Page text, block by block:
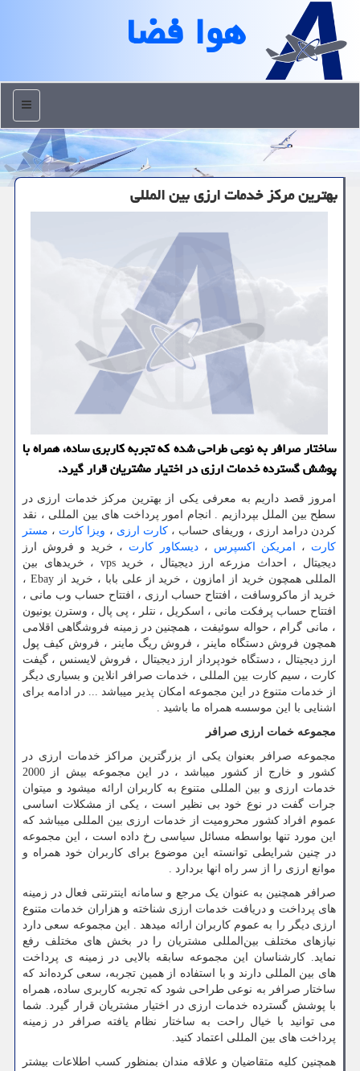
هوا فضا
منو
بهترین مركز خدمات ارزی بین المللی
ساختار صرافر به نوعی طراحی شده كه تجربه كاربری ساده، همراه با
پوشش گسترده خدمات ارزی در اختیار مشتریان قرار گیرد.
امروز قصد داریم به معرفی یکی از بهترین مرکز خدمات ارزی در
سطح بین الملل بپردازیم . انجام امور پرداخت های بین المللی ، نقد
کردن درامد ارزی ، وریفای حساب ،کارت ارزی ، ویزا کارت ، مستر
کارت ، امریکن اکسپرس ،دیسکاور کارت ، خرید و فروش ارز
دیجیتال ، احداث مزرعه ارز دیجیتال ، خریدvps ، خریدهای بین
المللی همچون خرید از امازون ، خرید از علی بابا ، خرید ازEbay ،
خرید از ماکروسافت ، افتتاح حساب ارزی ، افتتاح حساب وب مانی ،
افتتاح حساب پرفکت مانی ، اسکریل ، نتلر ، پی پال ، وسترن یونیون
، مانی گرام ، حواله سوئیفت ، همچنین در زمینه فروشگاهی اقلامی
همچون فروش دستگاه ماینر ، فروش ریگ ماینر ، فروش کیف پول
ارز دیجیتال ، دستگاه خودپرداز ارز دیجیتال ، فروش لایسنس ، گیفت
کارت ، سیم کارت بین المللی ، خدمات صرافر انلاین و بسیاری دیگر
از خدمات متنوع در این مجموعه امکان پذیر میباشد ... در ادامه برای
اشنایی با این موسسه همراه ما باشید .
مجموعه خمات ارزی صرافر
مجموعه صرافر بعنوان یکی از بزرگترین مراکز خدمات ارزی در
کشور و خارج از کشور میباشد ، در این مجموعه بیش از 2000
خدمات ارزی و بین المللی متنوع به کاربران ارائه میشود و میتوان
جرات گفت در نوع خود بی نظیر است ، یکی از مشکلات اساسی
عموم افراد کشور محرومیت از خدمات ارزی بین المللی میباشد که
این مورد تنها بواسطه مسائل سیاسی رخ داده است ، این مجموعه
در چنین شرایطی توانسته این موضوع برای کاربران خود همراه و
موانع ارزی را از سر راه انها بردارد .
صرافر همچنین به عنوان یک مرجع و سامانه اینترنتی فعال در زمینه
های پرداخت و دریافت خدمات ارزی شناخته و هزاران خدمات متنوع
ارزی دیگر را به عموم کاربران ارائه میدهد . این مجموعه سعی دارد
نیازهای مختلف بین‌المللی مشتریان را در بخش های مختلف رفع
نماید. کارشناسان این مجموعه سابقه بالایی در زمینه ی پرداخت
های بین المللی دارند و با استفاده از همین تجربه، سعی کرده‌اند که
ساختار صرافر به نوعی طراحی شود که تجربه کاربری ساده، همراه
با پوشش گسترده خدمات ارزی در اختیار مشتریان قرار گیرد. شما
می توانید با خیال راحت به ساختار نظام یافته صرافر در زمینه
پرداخت های بین المللی اعتماد کنید.
همچنین کلیه متقاضیان و علاقه مندان بمنظور کسب اطلاعات بیشتر